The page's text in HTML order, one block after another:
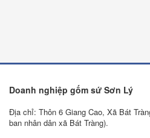
Doanh nghiệp gốm sứ Sơn Lý
Địa chỉ: Thôn 6 Giang Cao, Xã Bát
ban nhân dân xã Bát Tràng).